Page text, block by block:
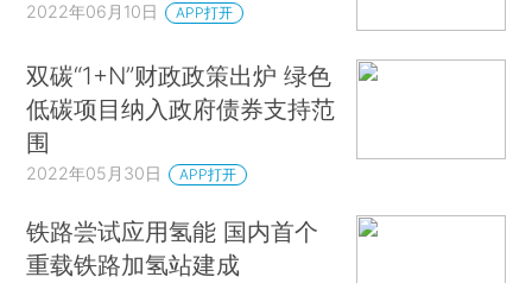
2022年06月10日 APP打开
双碳“1+N”财政政策出炉 绿色
低碳项目纳入政府债券支持范
围
2022年05月30日 APP打开
铁路尝试应用氢能 国内首个
重载铁路加氢站建成